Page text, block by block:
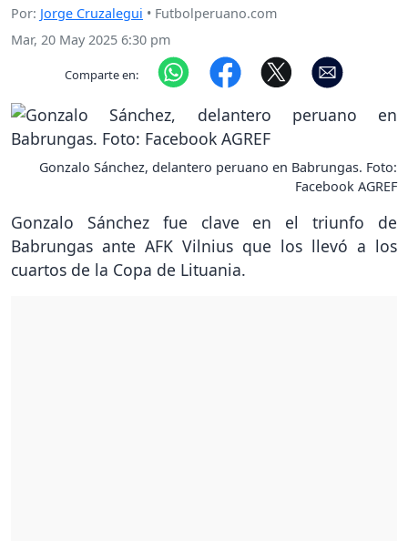
Por: Jorge Cruzalegui • Futbolperuano.com
Mar, 20 May 2025 6:30 pm
Comparte en:
Gonzalo Sánchez, delantero peruano en Babrungas. Foto:
Facebook AGREF
Gonzalo Sánchez fue clave en el triunfo de
Babrungas ante AFK Vilnius que los llevó a los
cuartos de la Copa de Lituania.